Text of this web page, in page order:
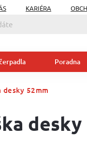
KARIÉRA
Poradna
desky 52mm
desky